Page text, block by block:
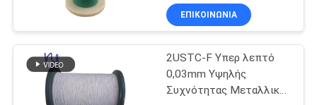
ΕΠΙΚΟΙΝΩΝΙΑ
2USTC-F Υπερ λεπτό
0,03mm Υψηλής
Συχνότητας Μεταλλικό